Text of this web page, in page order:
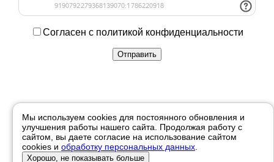
Согласен с политикой конфиденциальности
Купить в 1 клик
Ваше имя
Телефон
Мы используем cookies для постоянного обновления и
улучшения работы нашего сайта. Продолжая работу с
сайтом, вы даете согласие на использование сайтом
cookies и обработку персональных данных
Хорошо, не показывать больше